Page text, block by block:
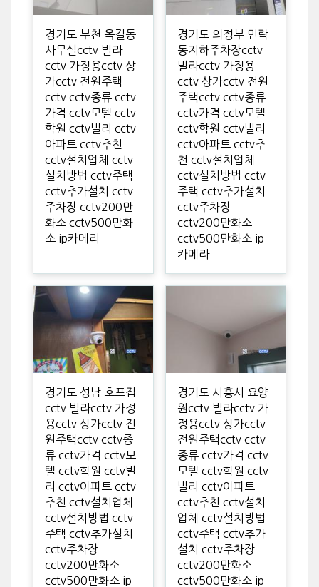
경기도 부천 옥길동
사무실cctv 빌라
cctv 가정용cctv 상
가cctv 전원주택
cctv cctv종류 cctv
가격 cctv모텔 cctv
학원 cctv빌라 cctv
아파트 cctv추천
cctv설치업체 cctv
설치방법 cctv주택
cctv추가설치 cctv
주차장 cctv200만
화소 cctv500만화
소 ip카메라
경기도 의정부 민락
동지하주차장cctv
빌라cctv 가정용
cctv 상가cctv 전원
주택cctv cctv종류
cctv가격 cctv모텔
cctv학원 cctv빌라
cctv아파트 cctv추
천 cctv설치업체
cctv설치방법 cctv
주택 cctv추가설치
cctv주차장
cctv200만화소
cctv500만화소 ip
카메라
경기도 성남 호프집
cctv 빌라cctv 가정
용cctv 상가cctv 전
원주택cctv cctv종
류 cctv가격 cctv모
텔 cctv학원 cctv빌
라 cctv아파트 cctv
추천 cctv설치업체
cctv설치방법 cctv
주택 cctv추가설치
cctv주차장
cctv200만화소
cctv500만화소 ip
경기도 시흥시 요양
원cctv 빌라cctv 가
정용cctv 상가cctv
전원주택cctv cctv
종류 cctv가격 cctv
모텔 cctv학원 cctv
빌라 cctv아파트
cctv추천 cctv설치
업체 cctv설치방법
cctv주택 cctv추가
설치 cctv주차장
cctv200만화소
cctv500만화소 ip